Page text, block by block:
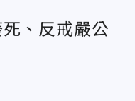
、反戒嚴公